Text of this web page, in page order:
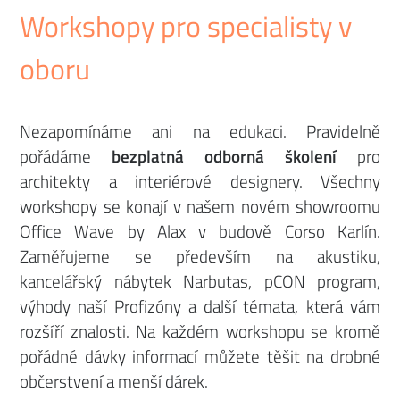
Workshopy pro specialisty v
oboru
Nezapomínáme ani na edukaci. Pravidelně
pořádáme bezplatná odborná školenípro
architekty a interiérové designery. Všechny
workshopy se konají v našem novém showroomu
Office Wave by Alax v budově Corso Karlín.
Zaměřujeme se především na akustiku,
kancelářský nábytek Narbutas, pCON program,
výhody naší Profizóny a další témata, která vám
rozšíří znalosti. Na každém workshopu se kromě
pořádné dávky informací můžete těšit na drobné
občerstvení a menší dárek.